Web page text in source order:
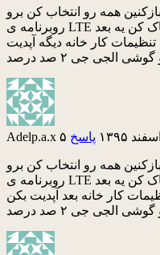
همه رو انتخاب کن برو
روبرنامه ی LTE داده هاشو پاک کن حافظه ی پنهانو پاک کن یه بعد
تنظیمات کار خانه دیگه آپدیت
Adelp.a.x ۵ اسفند ۱۳۹۵ پاسخ
همه رو انتخاب کن برو
روبرنامه ی LTE داده هاشو پاک کن حافظه ی پنهانو پاک کن یه بعد
کار خانه بعد آپدیت بکن
الجی جی ۲ صد درصد